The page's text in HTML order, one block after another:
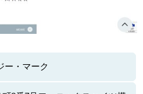
ー・マーク